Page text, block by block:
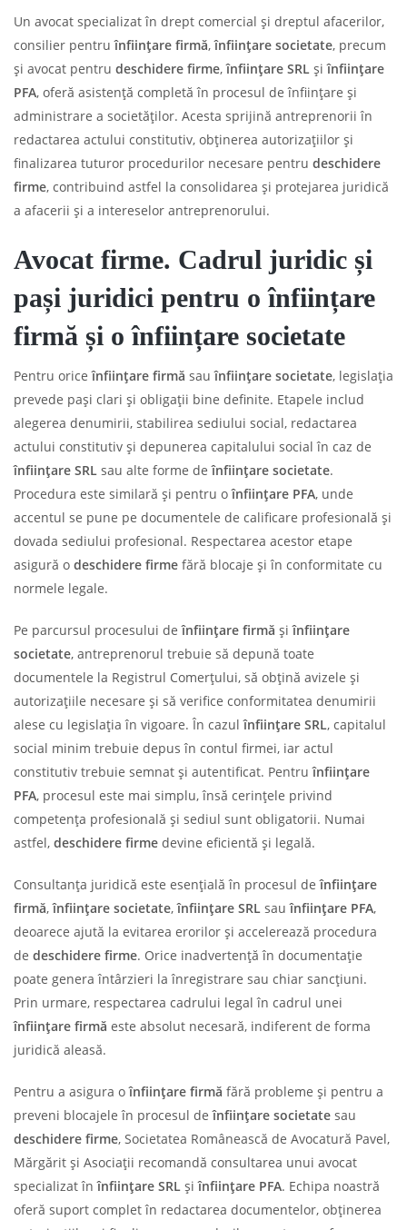
Un avocat specializat în drept comercial și dreptul afacerilor,
consilier pentruînființare firmă,înființare societate, precum
și avocat pentru deschidere firme,înființare SRL șiînființare
PFA, oferă asistență completă în procesul de înființare și
administrare a societăților. Acesta sprijină antreprenorii în
redactarea actului constitutiv, obținerea autorizațiilor și
finalizarea tuturor procedurilor necesare pentru deschidere
firme, contribuind astfel la consolidarea și protejarea juridică
a afacerii și a intereselor antreprenorului.
Avocat firme. Cadrul juridic și
pași juridici pentru o înființare
firmă și o înființare societate
Pentru oriceînființare firmă sauînființare societate, legislația
prevede pași clari și obligații bine definite. Etapele includ
alegerea denumirii, stabilirea sediului social, redactarea
actului constitutiv și depunerea capitalului social în caz de
înființare SRL sau alte forme deînființare societate.
Procedura este similară și pentru oînființare PFA, unde
accentul se pune pe documentele de calificare profesională și
dovada sediului profesional. Respectarea acestor etape
asigură o deschidere firme fără blocaje și în conformitate cu
normele legale.
Pe parcursul procesului deînființare firmă șiînființare
societate, antreprenorul trebuie să depună toate
documentele la Registrul Comerțului, să obțină avizele și
autorizațiile necesare și să verifice conformitatea denumirii
alese cu legislația în vigoare. În cazulînființare SRL, capitalul
social minim trebuie depus în contul firmei, iar actul
constitutiv trebuie semnat și autentificat. Pentruînființare
PFA, procesul este mai simplu, însă cerințele privind
competența profesională și sediul sunt obligatorii. Numai
astfel, deschidere firme devine eficientă și legală.
Consultanța juridică este esențială în procesul deînființare
firmă,înființare societate,înființare SRL sauînființare PFA,
deoarece ajută la evitarea erorilor și accelerează procedura
de deschidere firme. Orice inadvertență în documentație
poate genera întârzieri la înregistrare sau chiar sancțiuni.
Prin urmare, respectarea cadrului legal în cadrul unei
înființare firmă este absolut necesară, indiferent de forma
juridică aleasă.
Pentru a asigura oînființare firmă fără probleme și pentru a
preveni blocajele în procesul deînființare societate sau
deschidere firme, Societatea Românească de Avocatură Pavel,
Mărgărit și Asociații recomandă consultarea unui avocat
specializat înînființare SRL șiînființare PFA. Echipa noastră
oferă suport complet în redactarea documentelor, obținerea